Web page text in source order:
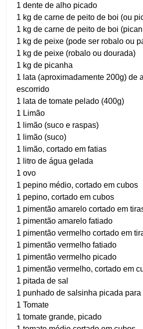
1 dente de alho picado
1 kg de carne de peito de boi (ou
1 kg de carne de peito de boi
1 kg de peixe (pode ser robalo ou
1 kg de peixe (robalo ou dourada)
1 kg de picanha
1 lata (aproximadamente 200g) de
escorrido
1 lata de tomate pelado (400g)
1 Limão
1 limão (suco e raspas)
1 limão (suco)
1 limão, cortado em fatias
1 litro de água gelada
1 ovo
1 pepino médio, cortado em cubos
1 pepino, cortado em cubos
1 pimentão amarelo cortado em
1 pimentão amarelo fatiado
1 pimentão vermelho cortado em
1 pimentão vermelho fatiado
1 pimentão vermelho picado
1 pimentão vermelho, cortado em
1 pitada de sal
1 punhado de salsinha picada para
1 Tomate
1 tomate grande, picado